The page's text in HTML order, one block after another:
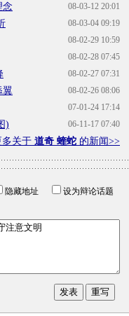
08-03-12 20:01
念
08-03-04 09:19
08-02-29 10:59
08-02-28 07:45
08-02-27 07:31
08-02-26 08:06
翼
07-01-24 17:14
06-11-17 07:40
)
多关于 道奇 蝰蛇 的新闻>>
隐藏地址
设为辩论话题